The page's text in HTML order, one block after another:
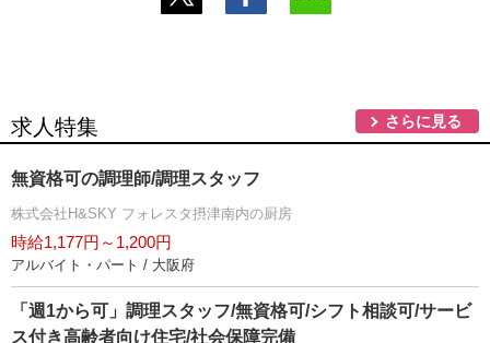
求人特集 さらに見る
無資格可の調理師/調理スタッフ
株式会社H&SKY フォレスタ摂津南内の厨房
時給1,177円～1,200円
アルバイト・パート / 大阪府
「週1から可」調理スタッフ/無資格可/シフト相談可/サービ
ス付き高齢者向け住宅/社会保障完備